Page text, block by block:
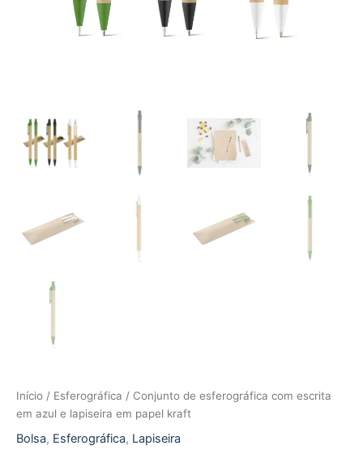
Início / Esferográfica / Conjunto de esferográfica com escrita
em azul e lapiseira em papel kraft
Bolsa, Esferográfica, Lapiseira